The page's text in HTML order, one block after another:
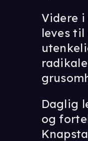
Videre
leves
Daglig
og